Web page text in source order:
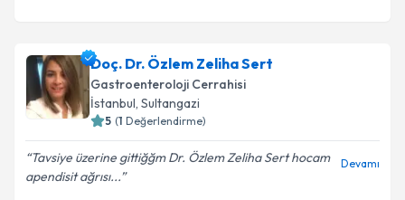
Doç. Dr. Özlem Zeliha Sert
Gastroenteroloji Cerrahisi
İstanbul, Sultangazi
5 (1 Değerlendirme)
Tavsiye üzerine gittiğğm Dr. Özlem Zeliha Sert hocam
apendisit ağrısı...
Devamı